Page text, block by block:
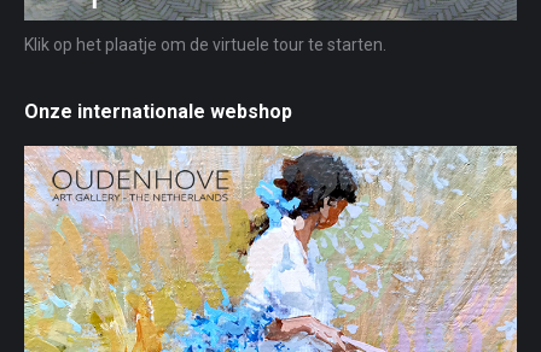
Klik op het plaatje om de virtuele tour te starten.
Onze internationale webshop